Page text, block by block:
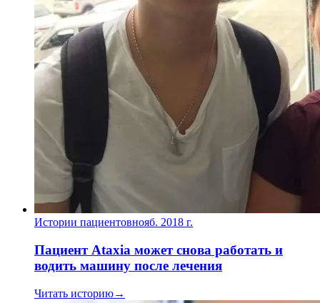
Истории пациентовнояб. 2018 г.
Пациент Ataxia может снова работать и
водить машину после лечения
Читать историю→